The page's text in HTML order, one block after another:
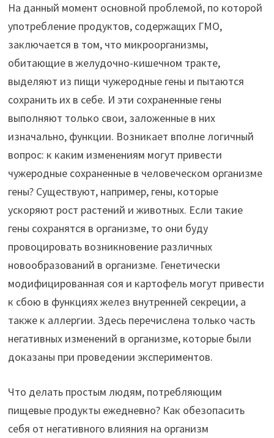
На данный момент основной проблемой, по которой
употребление продуктов, содержащих ГМО,
заключается в том, что микроорганизмы,
обитающие в желудочно-кишечном тракте,
выделяют из пищи чужеродные гены и пытаются
сохранить их в себе. И эти сохраненные гены
выполняют только свои, заложенные в них
изначально, функции. Возникает вполне логичный
вопрос: к каким изменениям могут привести
чужеродные сохраненные в человеческом организме
гены? Существуют, например, гены, которые
ускоряют рост растений и животных. Если такие
гены сохранятся в организме, то они буду
провоцировать возникновение различных
новообразований в организме. Генетически
модифицированная соя и картофель могут привести
к сбою в функциях желез внутренней секреции, а
также к аллергии. Здесь перечислена только часть
негативных изменений в организме, которые были
доказаны при проведении экспериментов.
Что делать простым людям, потребляющим
пищевые продукты ежедневно? Как обезопасить
себя от негативного влияния на организм